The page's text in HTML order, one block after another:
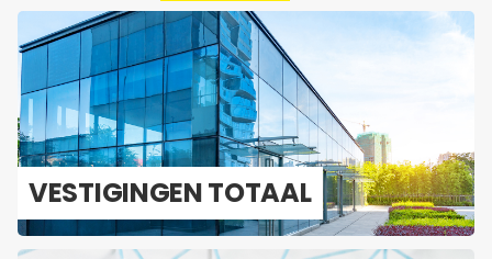
VES­TI­GIN­GEN TO­TAAL